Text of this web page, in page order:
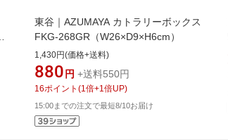
東谷｜AZUMAYA カトラリーボックス
FKG-268GR（W26×D9×H6cm）
1,430円(価格+送料)
880 円 +送料550円
16ポイント (1 倍+1 倍UP)
15:00までの注文で最短8/10お届け